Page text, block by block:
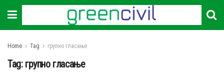
Home Tag групно гласање
Tag: групно гласање